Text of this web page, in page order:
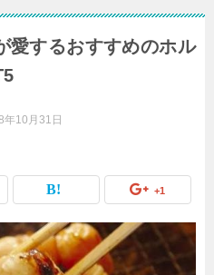
愛するおすすめのホル
年10月31日
+1